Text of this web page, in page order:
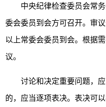
中央纪律检查委员会常务
委会委员到会方可召开。审
以上常委会委员到会。根据
议。
讨论和决定重要问题，应
的，应当逐项表决。表决可